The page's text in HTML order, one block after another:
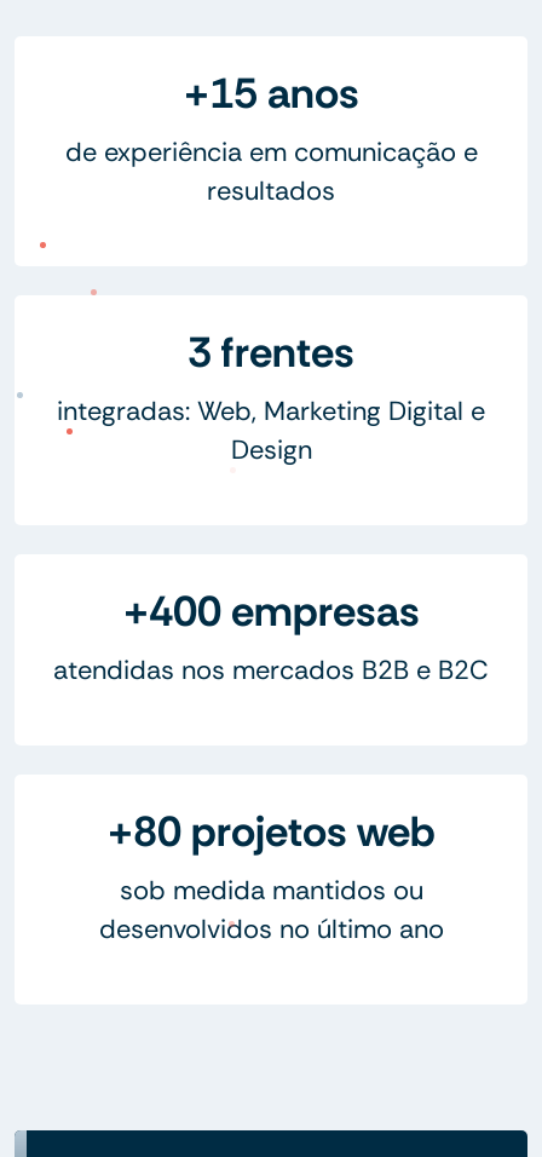
+15 anos
de experiência em comunicação e
resultados
3 frentes
integradas: Web, Marketing Digital e
Design
+400 empresas
atendidas nos mercados B2B e B2C
+80 projetos web
sob medida mantidos ou
desenvolvidos no último ano